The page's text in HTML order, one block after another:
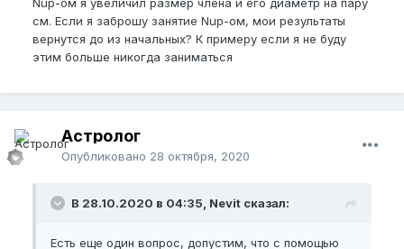
см. Если я заброшу занятие Nup-ом, мои результаты
вернутся до из начальных? К примеру если я не буду
этим больше никогда заниматься
Астролог
Опубликовано 28 октября, 2020
В 28.10.2020 в 04:35, Nevit сказал:
Есть еще один вопрос, допустим, что с помощью